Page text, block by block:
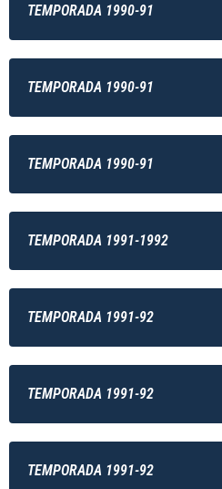
TEMPORADA 1990-91
TEMPORADA 1990-91
TEMPORADA 1990-91
TEMPORADA 1991-1992
TEMPORADA 1991-92
TEMPORADA 1991-92
TEMPORADA 1991-92